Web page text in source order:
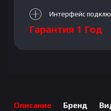
Интерфейс
Гарантия 1 Год
Описание Бренд